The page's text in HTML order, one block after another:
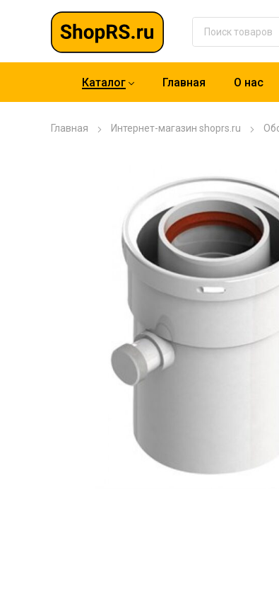
Каталог Главная О нас
Главная Интернет-магазин shoprs.ru